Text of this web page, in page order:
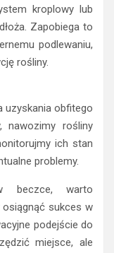
kroplowy lub
Zapobiega to
podlewaniu,
rośliny.
uzyskania obfitego
nawozimy rośliny
ich stan
problemy.
beczce, warto
sukces w
podejście do
miejsce, ale